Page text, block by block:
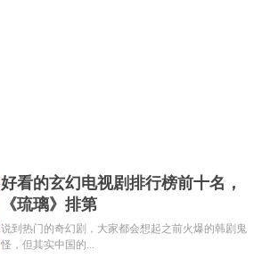
好看的玄幻电视剧排行榜前十名，
《琉璃》排第
说到热门的奇幻剧，大家都会想起之前火爆的韩剧鬼
怪，但其实中国的...